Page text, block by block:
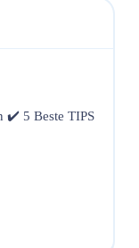
✔️ 5 Beste TIPS